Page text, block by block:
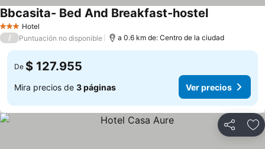
3 Estrellas
Hotel
Bbcasita- Bed And Breakfast-hostelVer precios
/ Puntuación no disponible a 0.6 km de: Centro de la ciudad
De $ 127.955
Mira precios de 3 páginas Ver precios
Compartir